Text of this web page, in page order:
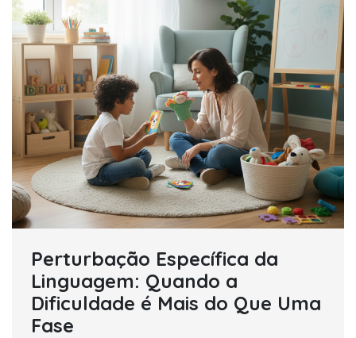
Perturbação Específica da
Linguagem: Quando a
Dificuldade é Mais do Que Uma
Fase